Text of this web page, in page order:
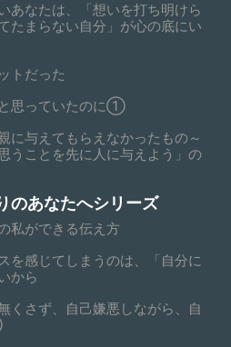
あなたは、「想いを打ち明けら
たまらない自分」が心の底にい
トだった
と思っていたのに①
に与えてもらえなかったもの～
うことを先に人に与えよう」の
のあなたへシリーズ
私ができる伝え方
を感じてしまうのは、「自分に
から
くさず、自己嫌悪しながら、自